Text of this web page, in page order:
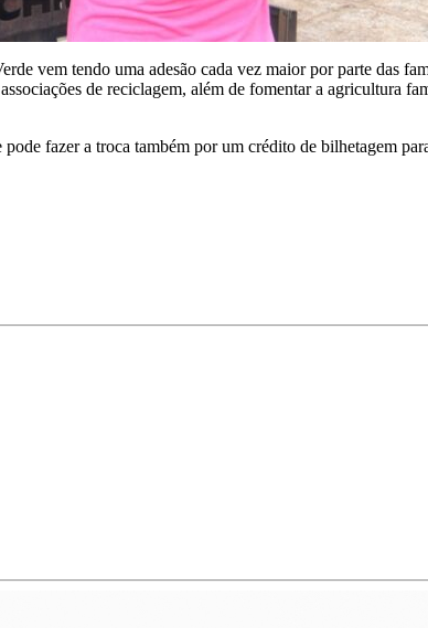
vem tendo uma adesão cada vez maior por parte das
de reciclagem, além de fomentar a agricultura
fazer a troca também por um crédito de bilhetagem